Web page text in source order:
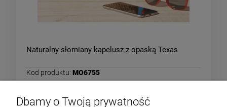
Naturalny słomiany kapelusz z opaską Texas
Kod produktu: MO6755
Dbamy o Twoją prywatność